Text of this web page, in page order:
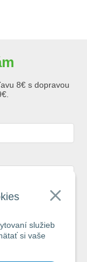
služieb
si vaše
8€ s dopravou